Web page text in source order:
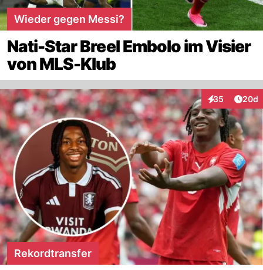
Wieder gegen Messi?
Nati-Star Breel Embolo im Visier
von MLS-Klub
35
Interaktionen
20d
Rekordtransfer